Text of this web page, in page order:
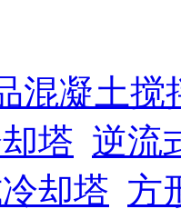
混凝土搅
塔 逆流
却塔 方